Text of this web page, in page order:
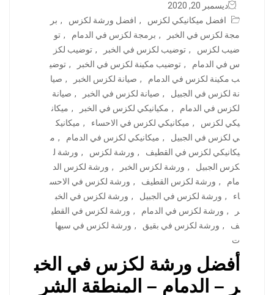
ديسمبر 20, 2020
افضل ميكانيكي لكزس
, افضل ورشة لكزس , بر
مجة لكزس في الخبر
, برمجة لكزس في الدمام , تو
ضيب لكزس
, توضيب لكزس في الخبر , توضيب لكز
س في الدمام
, توضيب مكينة لكزس في الخبر , توضي
ب مكينة لكزس في الدمام
, صيانة لكزس الخبر , صيا
نة لكزس في الجبيل
, صيانة لكزس في الخبر , صيانة
لكزس في الدمام
, مكيانيكي لكزس في الخبر , ميكان
يكي لكزس
, ميكانيكي لكزس في الاحساء , ميكانيك
ي لكزس في الجبيل
, ميكانيكي لكزس في الدمام , م
يكانيكي لكزس في القطيف
, ورشة لكزس , ورشة ل
كزس الجبيل
, ورشة لكزس الخبر , ورشة لكزس الد
مام
, ورشة لكزس القطيف , ورشة لكزس في الاحس
اء
, ورشة لكزس في الجبيل , ورشة لكزس في الخب
ر
, ورشة لكزس في الدمام , ورشة لكزس في القطي
ف
, ورشة لكزس في بقيق , ورشة لكزس في سيها
ت
أفضل ورشة لكزس في الخب
ر – الدمام – المنطقة الشر